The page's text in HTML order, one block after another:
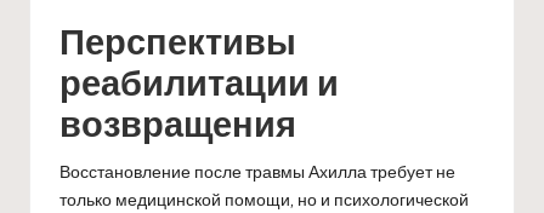
Перспективы
реабилитации и
возвращения
Восстановление после травмы Ахилла требует не
только медицинской помощи, но и психологической